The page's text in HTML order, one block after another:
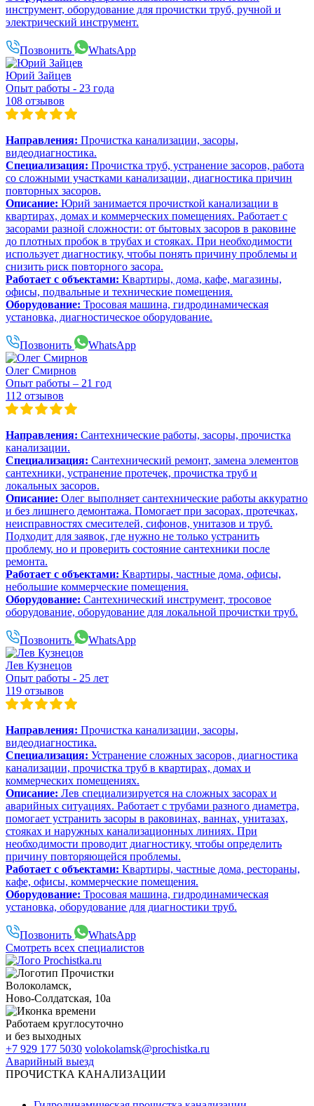
инструмент, оборудование для прочистки труб, ручной и
электрический инструмент.
Позвонить WhatsApp
Юрий Зайцев
Опыт работы - 23 года
108 отзывов
Направления: Прочистка канализации, засоры,
видеодиагностика.
Специализация: Прочистка труб, устранение засоров, работа
со сложными участками канализации, диагностика причин
повторных засоров.
Описание: Юрий занимается прочисткой канализации в
квартирах, домах и коммерческих помещениях. Работает с
засорами разной сложности: от бытовых засоров в раковине
до плотных пробок в трубах и стояках. При необходимости
использует диагностику, чтобы понять причину проблемы и
снизить риск повторного засора.
Работает с объектами: Квартиры, дома, кафе, магазины,
офисы, подвальные и технические помещения.
Оборудование: Тросовая машина, гидродинамическая
установка, диагностическое оборудование.
Позвонить WhatsApp
Олег Смирнов
Опыт работы – 21 год
112 отзывов
Направления: Сантехнические работы, засоры, прочистка
канализации.
Специализация: Сантехнический ремонт, замена элементов
сантехники, устранение протечек, прочистка труб и
локальных засоров.
Описание: Олег выполняет сантехнические работы аккуратно
и без лишнего демонтажа. Помогает при засорах, протечках,
неисправностях смесителей, сифонов, унитазов и труб.
Подходит для заявок, где нужно не только устранить
проблему, но и проверить состояние сантехники после
ремонта.
Работает с объектами: Квартиры, частные дома, офисы,
небольшие коммерческие помещения.
Оборудование: Сантехнический инструмент, тросовое
оборудование, оборудование для локальной прочистки труб.
Позвонить WhatsApp
Лев Кузнецов
Опыт работы - 25 лет
119 отзывов
Направления: Прочистка канализации, засоры,
видеодиагностика.
Специализация: Устранение сложных засоров, диагностика
канализации, прочистка труб в квартирах, домах и
коммерческих помещениях.
Описание: Лев специализируется на сложных засорах и
аварийных ситуациях. Работает с трубами разного диаметра,
помогает устранить засоры в раковинах, ваннах, унитазах,
стояках и наружных канализационных линиях. При
необходимости проводит диагностику, чтобы определить
причину повторяющейся проблемы.
Работает с объектами: Квартиры, частные дома, рестораны,
кафе, офисы, коммерческие помещения.
Оборудование: Тросовая машина, гидродинамическая
установка, оборудование для диагностики труб.
Позвонить
WhatsApp
Смотреть всех специалистов
Волоколамск,
Ново-Солдатская, 10а
Работаем круглосуточно
и без выходных
+7 929 177 5030 volokolamsk@prochistka.ru
Аварийный выезд
ПРОЧИСТКА КАНАЛИЗАЦИИ